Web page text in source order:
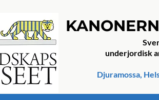
underjordisk
Djuramossa,